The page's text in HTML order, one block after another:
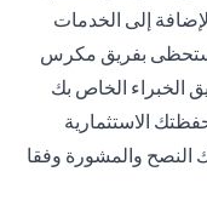
إلى الخدمات
ستحظى بفريق مكرس
الخبراء الخاص بك
الاستثمارية
والمشورة وفقا